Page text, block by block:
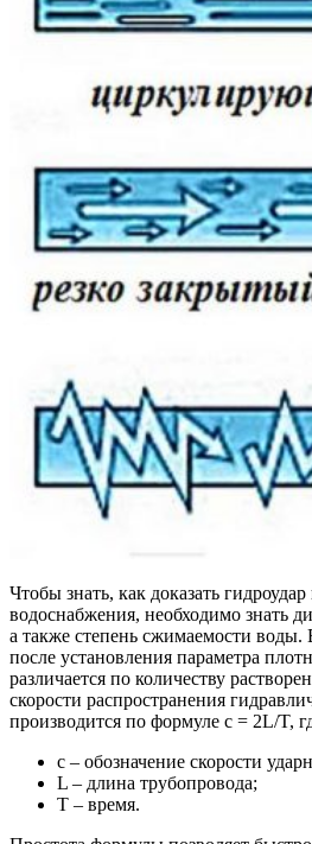
Чтобы знать, как доказать гидроудар
водоснабжения, необходимо знать
а также степень сжимаемости воды.
после установления параметра
различается по количеству
скорости распространения
производится по формуле c = 2L/T,
c – обозначение скорости
L – длина трубопровода;
T – время.